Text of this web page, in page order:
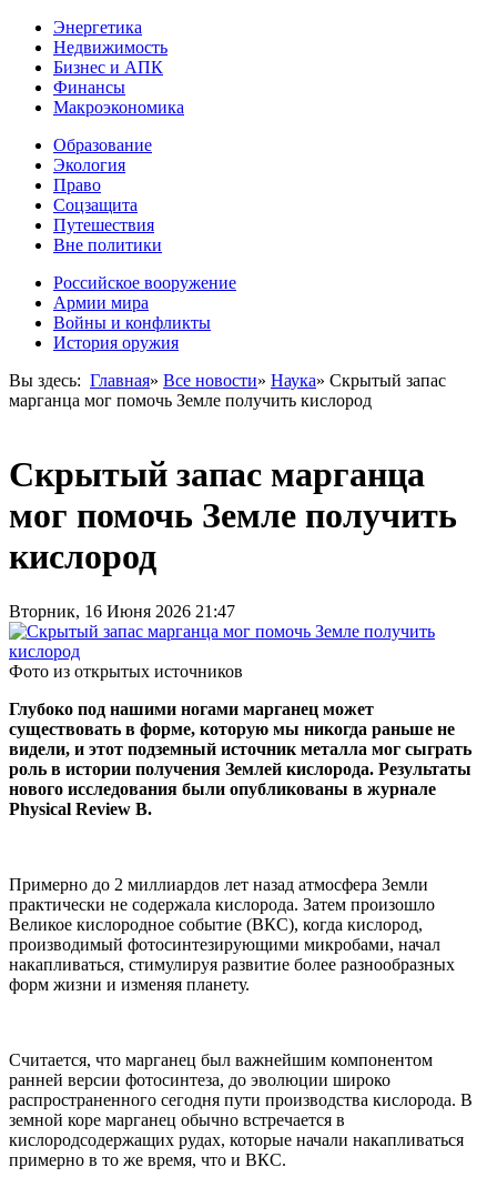
Энергетика
Недвижимость
Бизнес и АПК
Финансы
Макроэкономика
Образование
Экология
Право
Соцзащита
Путешествия
Вне политики
Российское вооружение
Армии мира
Войны и конфликты
История оружия
Вы здесь: Главная» Все новости» Наука» Скрытый запас
марганца мог помочь Земле получить кислород
Скрытый запас марганца
мог помочь Земле получить
кислород
Вторник, 16 Июня 2026 21:47
Фото из открытых источников
Глубоко под нашими ногами марганец может
существовать в форме, которую мы никогда раньше не
видели, и этот подземный источник металла мог сыграть
роль в истории получения Землей кислорода. Результаты
нового исследования были опубликованы в журнале
Physical Review B.
Примерно до 2 миллиардов лет назад атмосфера Земли
практически не содержала кислорода. Затем произошло
Великое кислородное событие (ВКС), когда кислород,
производимый фотосинтезирующими микробами, начал
накапливаться, стимулируя развитие более разнообразных
форм жизни и изменяя планету.
Считается, что марганец был важнейшим компонентом
ранней версии фотосинтеза, до эволюции широко
распространенного сегодня пути производства кислорода. В
земной коре марганец обычно встречается в
кислородсодержащих рудах, которые начали накапливаться
примерно в то же время, что и ВКС.